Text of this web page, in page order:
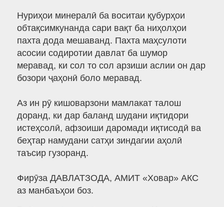
Нуриҳои минералӣ ба воситаи қубурҳои
обтақсимкунанда сари вақт ба ниҳолҳои
пахта дода мешаванд. Пахта маҳсулоти
асосии содиротии давлат ба шумор
меравад, ки сол то сол арзиши аслии он дар
бозори ҷаҳонӣ боло меравад.
Аз ин рӯ кишоварзони мамлакат талош
доранд, ки дар баланд шудани иқтидори
истеҳсолӣ, афзоиши даромади иқтисодӣ ва
беҳтар намудани сатҳи зиндагии аҳолӣ
таъсир гузоранд.
Фирӯза ДАВЛАТЗОДА, АМИТ «Ховар» АКС
аз манбаъҳои боз.